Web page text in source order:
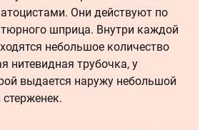
Они действуют по
шприца. Внутри каждой
небольшое количество
нитевидная трубочка, у
выдается наружу небольшой